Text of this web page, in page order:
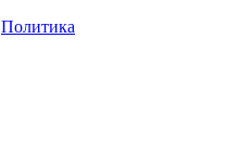
Политика